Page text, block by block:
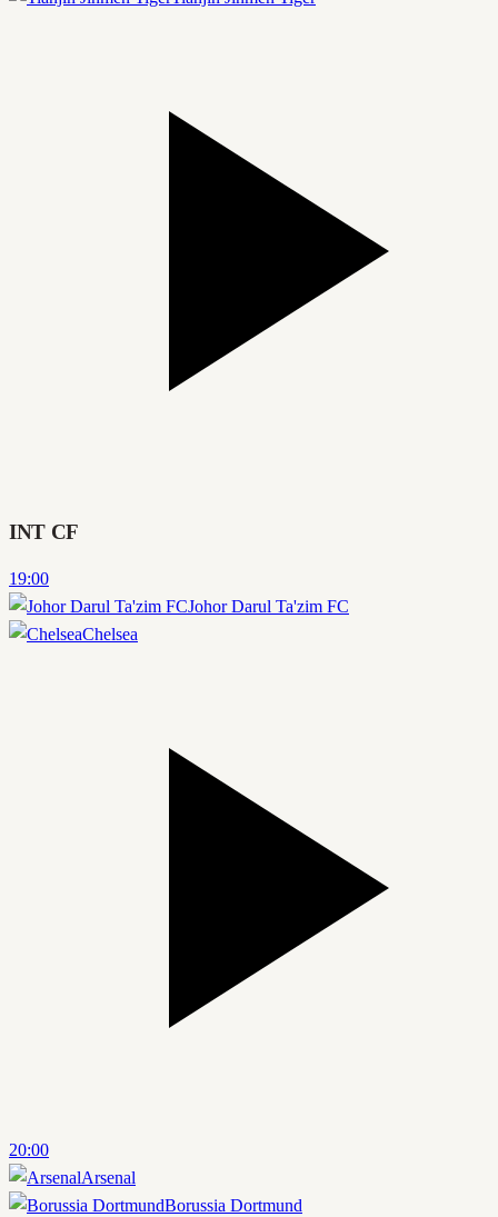
INT CF
19:00
Johor Darul Ta'zim FC
Chelsea
20:00
Arsenal
Borussia Dortmund